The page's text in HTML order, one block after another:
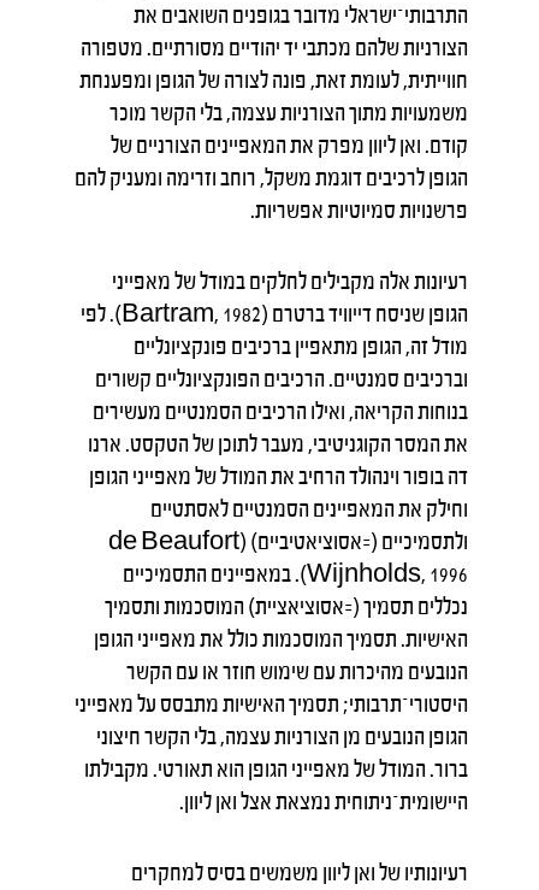
התרבותי־ישראלי מדובר בגופנים השואבים את
הצורניות שלהם מכתבי יד יהודיים מסורתיים. מטפורה
חווייתית, לעומת זאת, פונה לצורה של הגופן ומפענחת
משמעויות מתוך הצורניות עצמה, בלי הקשר מוכר
קודם. ואן ליוון מפרק את המאפיינים הצורניים של
הגופן לרכיבים דוגמת משקל, רוחב וזרימה ומעניק להם
פרשנויות סמיוטיות אפשריות.
רעיונות אלה מקבילים לחלקים במודל של מאפייני
הגופן שניסח דייוויד ברטרם (Bartram, 1982). לפי
מודל זה, הגופן מתאפיין ברכיבים פונקציונליים
וברכיבים סמנטיים. הרכיבים הפונקציונליים קשורים
בנוחות הקריאה, ואילו הרכיבים הסמנטיים מעשירים
את המסר הקוגניטיבי, מעבר לתוכן של הטקסט. ארנו
דה בופור וינהולד הרחיב את המודל של מאפייני הגופן
וחילק את המאפיינים הסמנטיים לאסתטיים
ולתסמיכיים (=אסוציאטיביים) (de Beaufort
Wijnholds, 1996). במאפיינים התסמיכיים
נכללים תסמיך (=אסוציאציית) המוסכמות ותסמיך
האישיות. תסמיך המוסכמות כולל את מאפייני הגופן
הנובעים מהיכרות עם שימוש חוזר או עם הקשר
היסטורי־תרבותי; תסמיך האישיות מתבסס על מאפייני
הגופן הנובעים מן הצורניות עצמה, בלי הקשר חיצוני
ברור. המודל של מאפייני הגופן הוא תאורטי. מקבילתו
היישומית־ניתוחית נמצאת אצל ואן ליוון.
רעיונותיו של ואן ליוון משמשים בסיס למחקרים